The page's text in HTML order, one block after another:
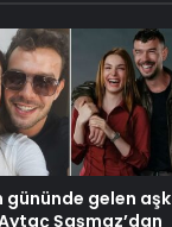
gününde gelen aşk
Şaşmaz’dan